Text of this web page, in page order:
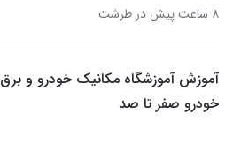
۸ ساعت پیش در طرشت
آموزش آموزشگاه مکانیک خودرو و برق
خودرو صفر تا صد